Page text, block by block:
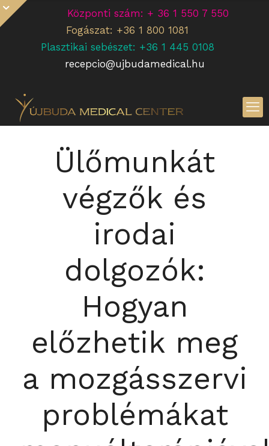
Központi szám: + 36 1 550 7 550
Fogászat: +36 1 800 1081
Plasztikai sebészet: +36 1 445 0108
recepcio@ujbudamedical.hu
Ülőmunkát
végzők és
irodai
dolgozók:
Hogyan
előzhetik meg
a mozgásszervi
problémákat